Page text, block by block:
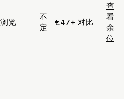
浏览
不
定
€47+ 对比
查
看
余
位